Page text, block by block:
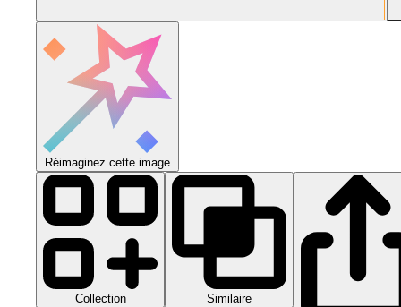
Réimaginez cette image
Collection Similaire